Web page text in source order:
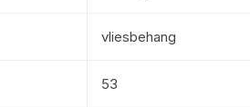
vliesbehang
53